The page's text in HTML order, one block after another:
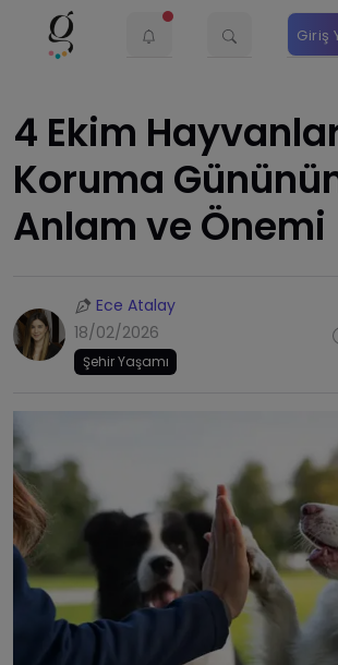
Giriş
4 Ekim
Koruma
Anlam ve Önemi
Ece Atalay
18/02/2026
Şehir Yaşamı